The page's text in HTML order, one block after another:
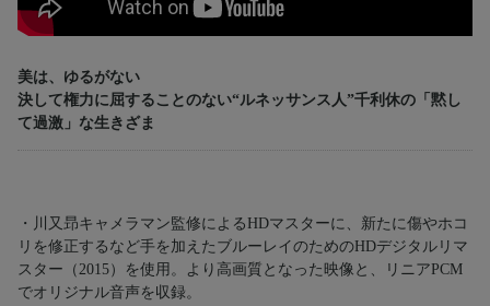
美は、ゆるがない
決して権力に屈することのない“ルネッサンス人”千利休の「黙し
て過激」な生きざま
・川又昻キャメラマン監修によるHDマスターに、新たに傷やホコ
リを修正するなど手を加えたブルーレイのためのHDデジタルリマ
スター（2015）を使用。より高画質となった映像と、リニアPCM
でオリジナル音声を収録。